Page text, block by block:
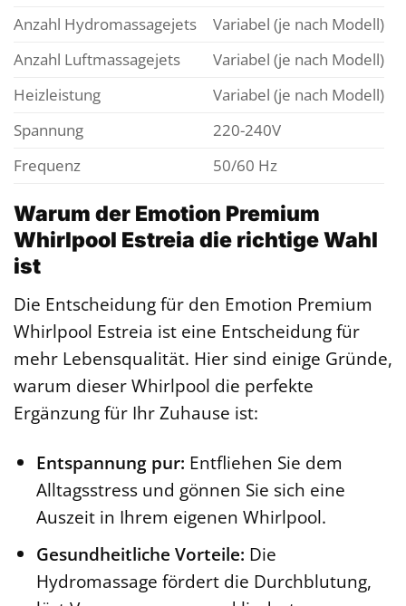
Anzahl Hydromassagejets
Variabel (je nach Modell)
Anzahl Luftmassagejets
Variabel (je nach Modell)
Heizleistung
Variabel (je nach Modell)
Spannung
220-240V
Frequenz
50/60 Hz
Warum der Emotion Premium
Whirlpool Estreia die richtige Wahl
ist
Die Entscheidung für den Emotion Premium
Whirlpool Estreia ist eine Entscheidung für
mehr Lebensqualität. Hier sind einige Gründe,
warum dieser Whirlpool die perfekte
Ergänzung für Ihr Zuhause ist:
Entspannung pur: Entfliehen Sie dem
Alltagsstress und gönnen Sie sich eine
Auszeit in Ihrem eigenen Whirlpool.
Gesundheitliche Vorteile: Die
Hydromassage fördert die Durchblutung,